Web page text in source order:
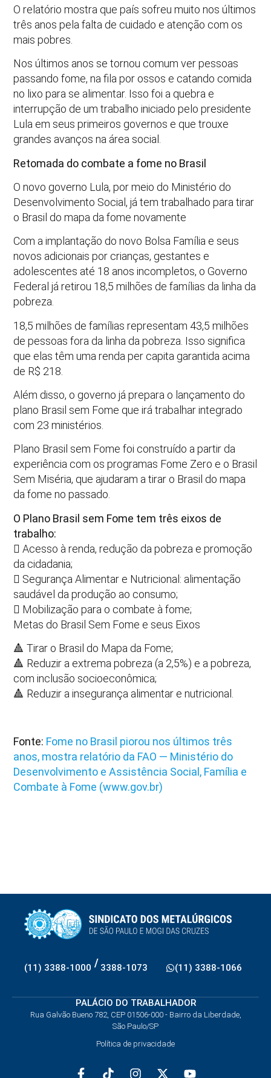
O relatório mostra que país sofreu muito nos últimos
três anos pela falta de cuidado e atenção com os
mais pobres.
Nos últimos anos se tornou comum ver pessoas
passando fome, na fila por ossos e catando comida
no lixo para se alimentar. Isso foi a quebra e
interrupção de um trabalho iniciado pelo presidente
Lula em seus primeiros governos e que trouxe
grandes avanços na área social.
Retomada do combate a fome no Brasil
O novo governo Lula, por meio do Ministério do
Desenvolvimento Social, já tem trabalhado para tirar
o Brasil do mapa da fome novamente
Com a implantação do novo Bolsa Família e seus
novos adicionais por crianças, gestantes e
adolescentes até 18 anos incompletos, o Governo
Federal já retirou 18,5 milhões de famílias da linha da
pobreza.
18,5 milhões de famílias representam 43,5 milhões
de pessoas fora da linha da pobreza. Isso significa
que elas têm uma renda per capita garantida acima
de R$ 218.
Além disso, o governo já prepara o lançamento do
plano Brasil sem Fome que irá trabalhar integrado
com 23 ministérios.
Plano Brasil sem Fome foi construído a partir da
experiência com os programas Fome Zero e o Brasil
Sem Miséria, que ajudaram a tirar o Brasil do mapa
da fome no passado.
O Plano Brasil sem Fome tem três eixos de
trabalho:
 Acesso à renda, redução da pobreza e promoção
da cidadania;
 Segurança Alimentar e Nutricional: alimentação
saudável da produção ao consumo;
 Mobilização para o combate à fome;
Metas do Brasil Sem Fome e seus Eixos
🔺 Tirar o Brasil do Mapa da Fome;
🔺 Reduzir a extrema pobreza (a 2,5%) e a pobreza,
com inclusão socioeconômica;
🔺 Reduzir a insegurança alimentar e nutricional.
Fonte: Fome no Brasil piorou nos últimos três
anos, mostra relatório da FAO — Ministério do
Desenvolvimento e Assistência Social, Família e
Combate à Fome (www.gov.br)
(11) 3388-1000 / 3388-1073 (11) 3388-1066
PALÁCIO DO TRABALHADOR
Rua Galvão Bueno 782, CEP 01506-000 - Bairro da Liberdade,
São Paulo/SP
Política de privacidade